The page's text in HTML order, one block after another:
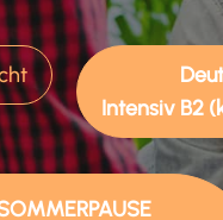
Intensiv B2